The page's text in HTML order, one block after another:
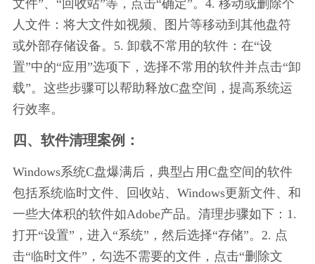
文件”、“回收站”等，点击“确定”。4. 移动或删除个
人文件：将大文件如视频、图片等移动到其他盘符
或外部存储设备。5. 卸载不常用的软件：在“设
置”中的“应用”选项下，选择不常用的软件并点击“卸
载”。这些步骤可以帮助释放C盘空间，提高系统运
行效率。
四、软件清理案例：
Windows系统C盘爆满后，典型占用C盘空间的软件
包括系统临时文件、回收站、Windows更新文件、和
一些大体积的软件如Adobe产品。清理步骤如下：1.
打开“设置”，进入“系统”，然后选择“存储”。2. 点
击“临时文件”，勾选不需要的文件，点击“删除文